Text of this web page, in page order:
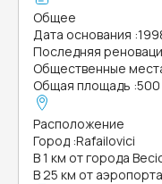
Общее
Дата основания :
Последняя
Общественные
Общая площадь :500
Расположение
Город :Rafailovici
В 1 км от города
В 25 км от